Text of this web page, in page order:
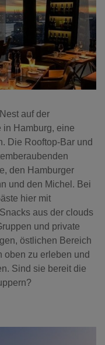
auf der
in Hamburg, eine
Die Rooftop-Bar und
den Hamburger
und den Michel. Bei
hier mit
aus der clouds
und private
östlichen Bereich
oben zu erleben und
Sind sie bereit die